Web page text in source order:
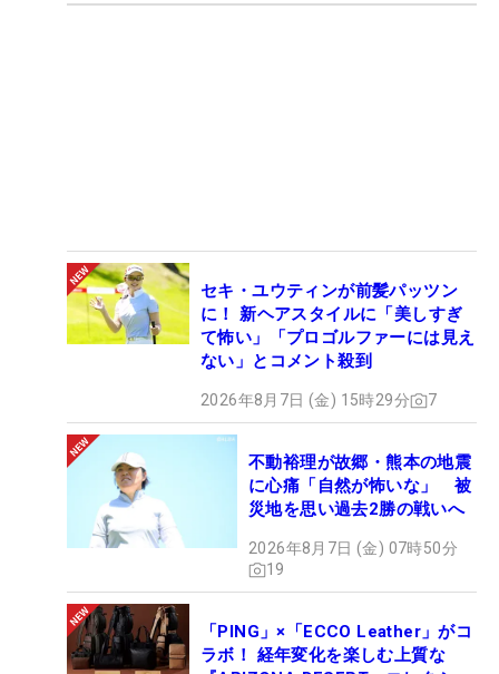
セキ・ユウティンが前髪パッツン
に！ 新ヘアスタイルに「美しすぎ
て怖い」「プロゴルファーには見え
ない」とコメント殺到
2026年8月7日 (金) 15時29分 7
不動裕理が故郷・熊本の地震
に心痛「自然が怖いな」 被
災地を思い過去2勝の戦いへ
2026年8月7日 (金) 07時50分
19
「PING」×「ECCO Leather」がコ
ラボ！ 経年変化を楽しむ上質な